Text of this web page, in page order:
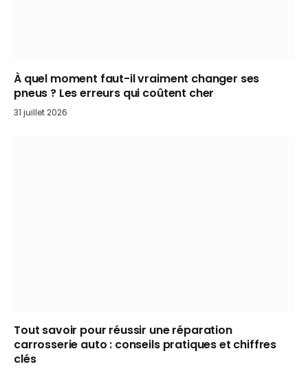
À quel moment faut-il vraiment changer ses
pneus ? Les erreurs qui coûtent cher
31 juillet 2026
Tout savoir pour réussir une réparation
carrosserie auto : conseils pratiques et chiffres
clés